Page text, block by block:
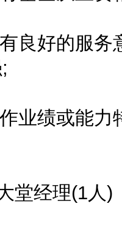
好的服务
绩或能力
经理(1人)